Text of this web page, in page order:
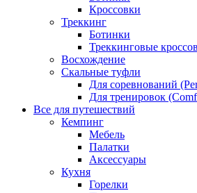
Кроссовки
Треккинг
Ботинки
Треккинговые
Восхождение
Скальные туфли
Для соревнований
Для тренировок
Все для путешествий
Кемпинг
Мебель
Палатки
Аксессуары
Кухня
Горелки